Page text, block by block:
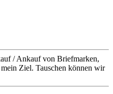
/ Ankauf von Briefmarken,
Ziel. Tauschen können wir